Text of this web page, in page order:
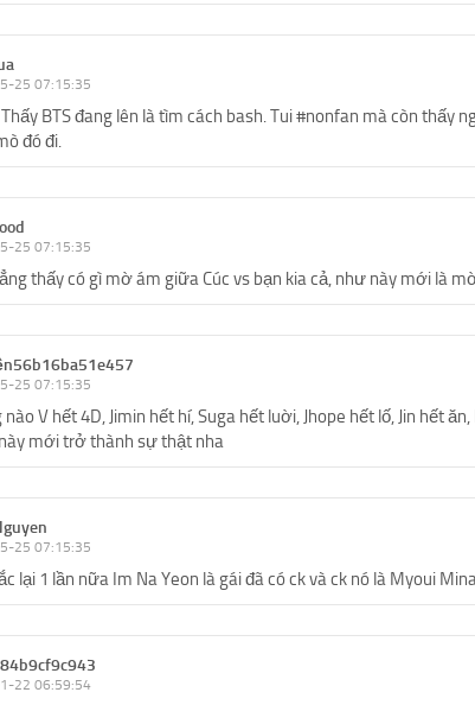
25 07:15:35
BTS đang lên là tìm cách bash. Tui #nonfan mà còn thấy
đó đi.
25 07:15:35
thấy có gì mờ ám giữa Cúc vs bạn kia cả, như này mới là
25 07:15:35
nào V hết 4D, Jimin hết hí, Suga hết luời, Jhope hết lố, Jin hết
mới trở thành sự thật nha
25 07:15:35
lại 1 lần nữa Im Na Yeon là gái đã có ck và ck nó là Myoui
22 06:59:54